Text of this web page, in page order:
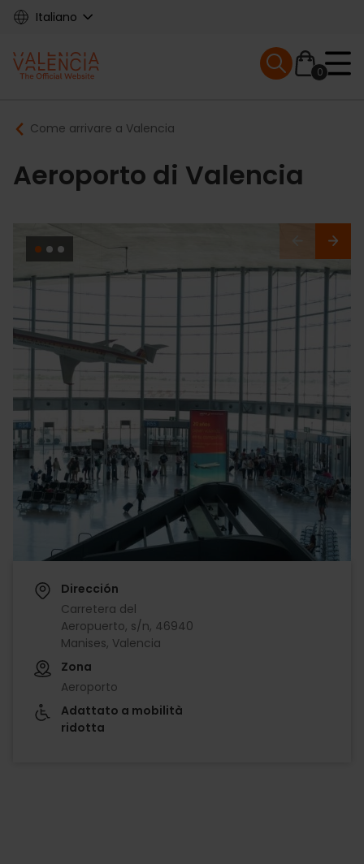
Skip
content
Italiano
Main
navigation
0
Mobile menu
Breadcrumb
Come arrivare a Valencia
Aeroporto di Valencia
Dirección
Carretera del
Aeropuerto, s/n, 46940
Manises, Valencia
Zona
Aeroporto
Adattato a mobilità
ridotta